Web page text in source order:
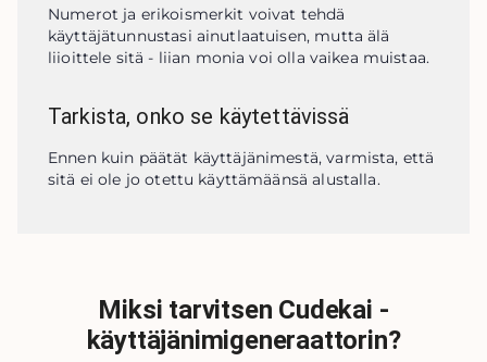
Numerot ja erikoismerkit voivat tehdä
käyttäjätunnustasi ainutlaatuisen, mutta älä
liioittele sitä - liian monia voi olla vaikea muistaa.
Tarkista, onko se käytettävissä
Ennen kuin päätät käyttäjänimestä, varmista, että
sitä ei ole jo otettu käyttämäänsä alustalla.
Miksi tarvitsen Cudekai -
käyttäjänimigeneraattorin?